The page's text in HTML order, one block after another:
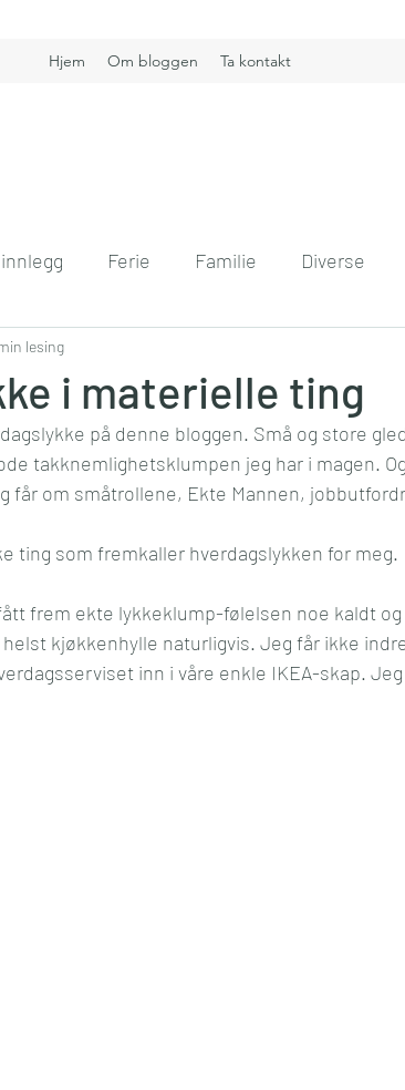
Hjem Om bloggen Ta kontakt
Ferie Familie Diverse
Interiør Jobb
i materielle ting
lesing
på denne bloggen. Små og store
takknemlighetsklumpen jeg har i magen.
får om småtrollene, Ekte Mannen,
ting som fremkaller hverdagslykken for meg.
frem ekte lykkeklump-følelsen noe kaldt
kjøkkenhylle naturligvis. Jeg får ikke
inn i våre enkle IKEA-skap.